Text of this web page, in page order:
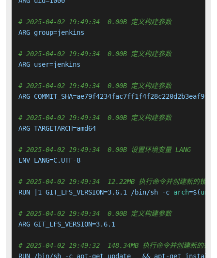
# 2025-04-02 19:49:34  0.00B 定义构建参数
ARG group=jenkins
# 2025-04-02 19:49:34  0.00B 定义构建参数
ARG user=jenkins
# 2025-04-02 19:49:34  0.00B 定义构建参数
ARG
# 2025-04-02 19:49:34  0.00B 定义构建参数
ARG TARGETARCH=amd64
# 2025-04-02 19:49:34  0.00B 设置环境变量 LANG
ENV LANG=C.UTF-8
# 2025-04-02 19:49:34  12.22MB 执行命令并创建新的镜像
RUN |1 GIT_LFS_VERSION=3.6.1 /bin/sh -c arch=$(
# 2025-04-02 19:49:34  0.00B 定义构建参数
ARG GIT_LFS_VERSION=3.6.1
# 2025-04-02 19:49:32  148.34MB 执行命令并创建新的镜
RUN /bin/sh -c apt-get update   && apt-get